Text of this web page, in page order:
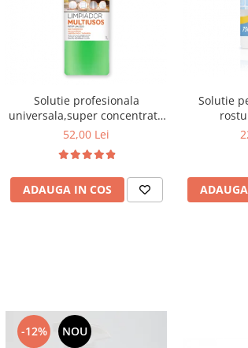
Solutie profesionala
universala,super concentrata
si parfumata Multiusos,1000
52,00 Lei
ADAUGA IN COS
Solutie
-12% NOU